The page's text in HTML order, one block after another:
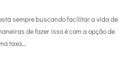
sempre buscando facilitar a vida de
de fazer isso é com a opção de
taxa…